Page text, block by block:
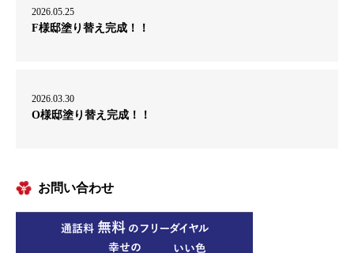
2026.05.25
F様邸塗り替え完成！！
2026.03.30
O様邸塗り替え完成！！
お問い合わせ